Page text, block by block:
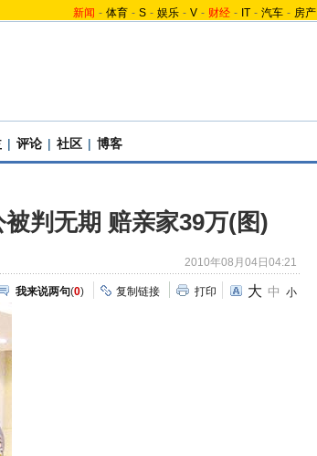
新闻 - 体育 - S - 娱乐 - V - 财经 - IT - 汽车 - 房产
| 评论 | 社区 | 博客
判无期 赔亲家39万(图)
2010年08月04日04:21
我来说两句(0) 复制链接 打印 大 中 小